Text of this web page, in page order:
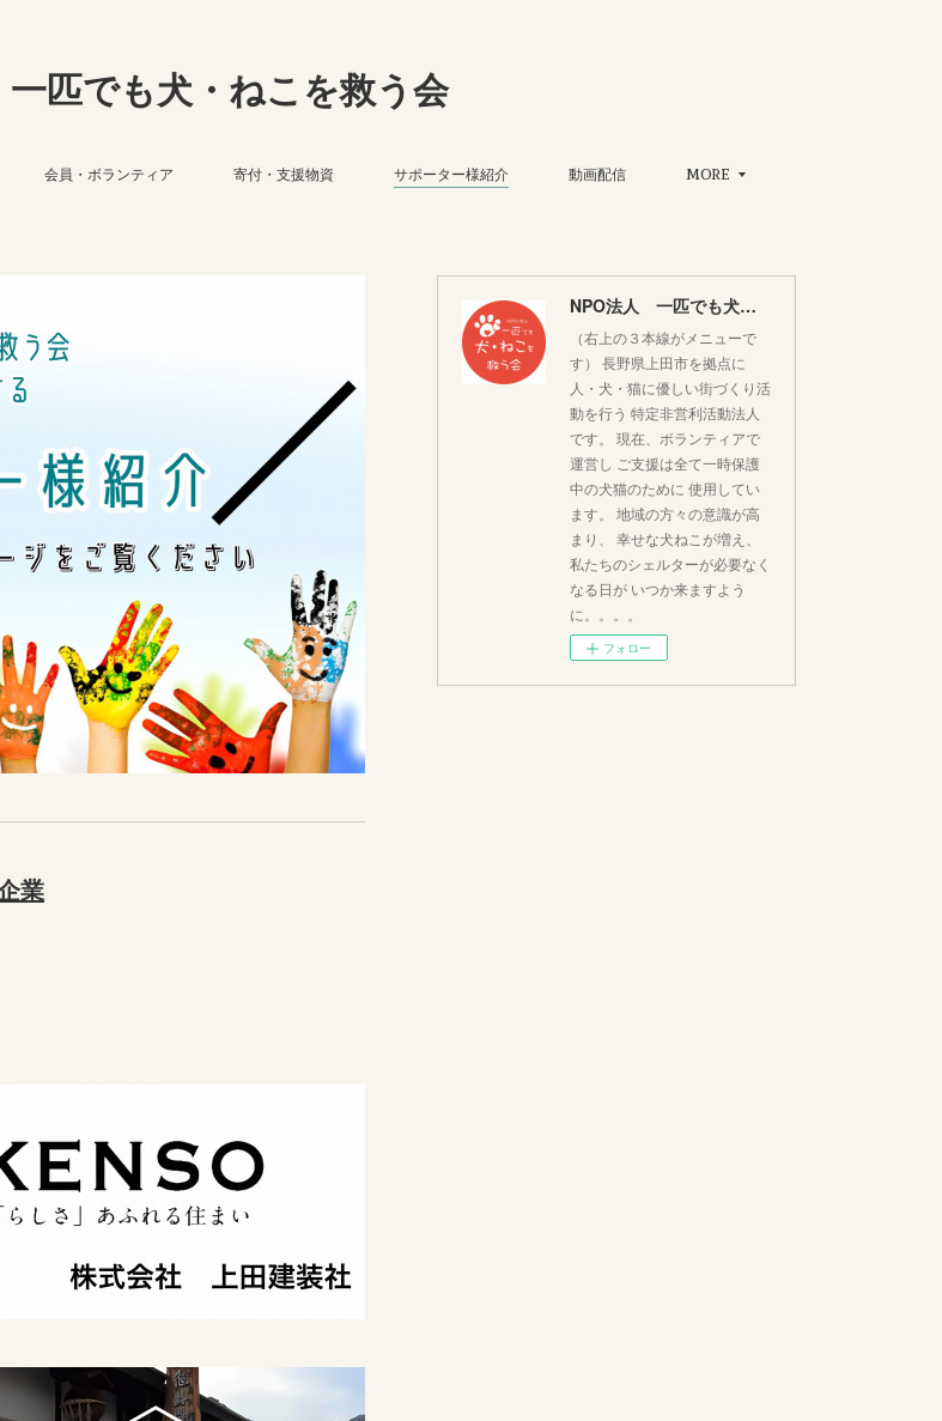
匹でも犬・ねこを救う会
会員・ボランティア 寄付・支援物資 サポーター様紹介 動画配信 MORE
業
NPO法人 一匹でも犬・ねこを救う会
（右上の３本線がメニューで
す） 長野県上田市を拠点に
人・犬・猫に優しい街づくり活
動を行う 特定非営利活動法人
です。 現在、ボランティアで
運営し ご支援は全て一時保護
中の犬猫のために 使用してい
ます。 地域の方々の意識が高
まり、 幸せな犬ねこが増え、
私たちのシェルターが必要なく
なる日が いつか来ますよう
に。。。。
フォロー